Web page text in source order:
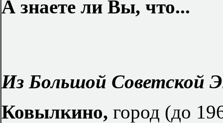
А знаете ли Вы, что...
Из Большой Советской
Ковылкино, город (до